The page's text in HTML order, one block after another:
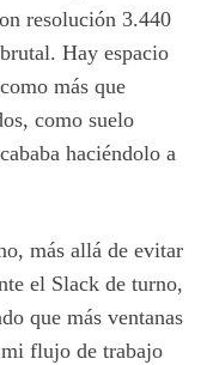
resolución 3.440
Hay espacio
más que
como suelo
haciéndolo a
más allá de evitar
el Slack de turno,
que más ventanas
mi flujo de trabajo